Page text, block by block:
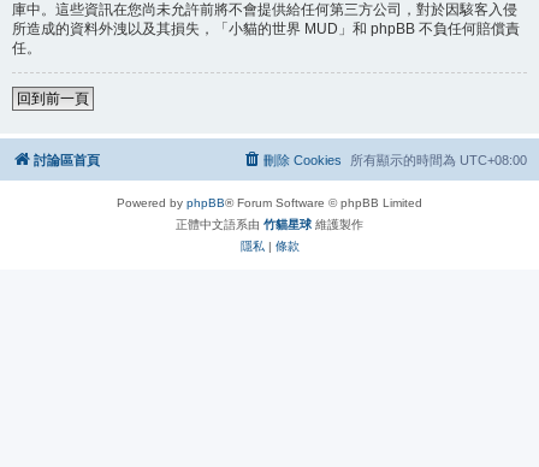
庫中。這些資訊在您尚未允許前將不會提供給任何第三方公司，對於因駭客入侵
所造成的資料外洩以及其損失，「小貓的世界 MUD」和 phpBB 不負任何賠償責
任。
回到前一頁
討論區首頁 所有顯示的時間為 UTC+08:00
刪除 Cookies
Powered by phpBB® Forum Software © phpBB Limited
正體中文語系由 竹貓星球 維護製作
隱私 | 條款